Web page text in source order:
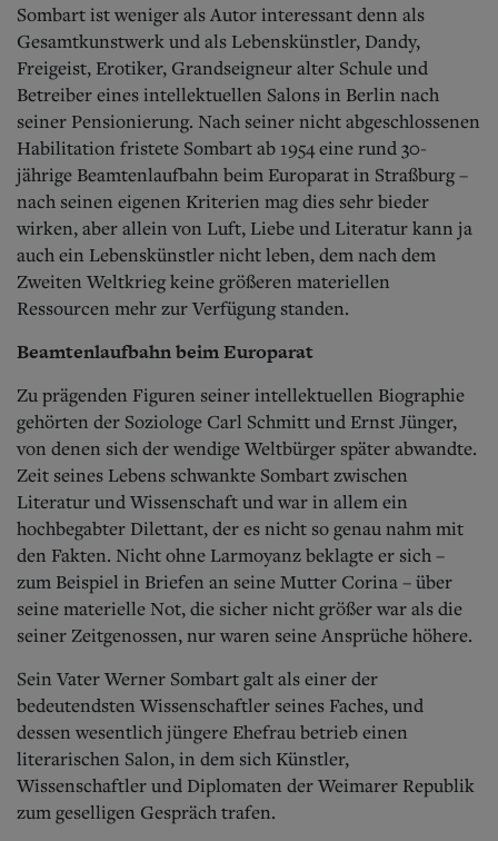
Sombart ist weniger als Autor interessant denn als
Gesamtkunstwerk und als Lebenskünstler, Dandy,
Freigeist, Erotiker, Grandseigneur alter Schule und
Betreiber eines intellektuellen Salons in Berlin nach
seiner Pensionierung. Nach seiner nicht abgeschlossenen
Habilitation fristete Sombart ab 1954 eine rund 30-
jährige Beamtenlaufbahn beim Europarat in Straßburg –
nach seinen eigenen Kriterien mag dies sehr bieder
wirken, aber allein von Luft, Liebe und Literatur kann ja
auch ein Lebenskünstler nicht leben, dem nach dem
Zweiten Weltkrieg keine größeren materiellen
Ressourcen mehr zur Verfügung standen.
Beamtenlaufbahn beim Europarat
Zu prägenden Figuren seiner intellektuellen Biographie
gehörten der Soziologe Carl Schmitt und Ernst Jünger,
von denen sich der wendige Weltbürger später abwandte.
Zeit seines Lebens schwankte Sombart zwischen
Literatur und Wissenschaft und war in allem ein
hochbegabter Dilettant, der es nicht so genau nahm mit
den Fakten. Nicht ohne Larmoyanz beklagte er sich –
zum Beispiel in Briefen an seine Mutter Corina – über
seine materielle Not, die sicher nicht größer war als die
seiner Zeitgenossen, nur waren seine Ansprüche höhere.
Sein Vater Werner Sombart galt als einer der
bedeutendsten Wissenschaftler seines Faches, und
dessen wesentlich jüngere Ehefrau betrieb einen
literarischen Salon, in dem sich Künstler,
Wissenschaftler und Diplomaten der Weimarer Republik
zum geselligen Gespräch trafen.